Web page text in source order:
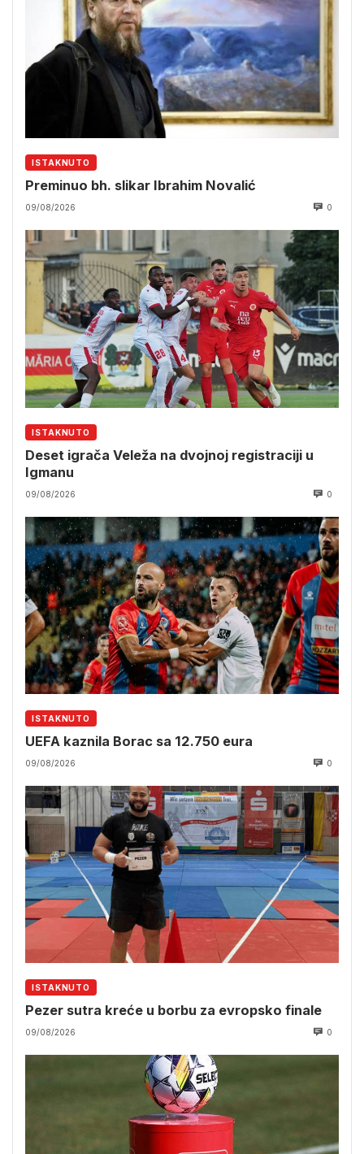
ISTAKNUTO
Preminuo bh. slikar Ibrahim Novalić
09/08/2026 0
ISTAKNUTO
Deset igrača Veleža na dvojnoj registraciji u
Igmanu
09/08/2026 0
ISTAKNUTO
UEFA kaznila Borac sa 12.750 eura
09/08/2026 0
ISTAKNUTO
Pezer sutra kreće u borbu za evropsko finale
09/08/2026 0